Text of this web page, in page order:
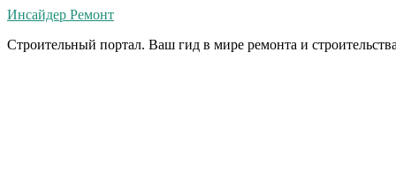
Инсайдер Ремонт
Строительный портал. Ваш гид в мире ремонта и